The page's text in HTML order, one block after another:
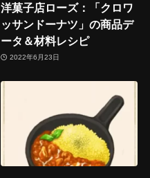
洋菓子店ローズ：「クロワ
ッサンドーナツ」の商品デ
ータ＆材料レシピ
2022年6月23日